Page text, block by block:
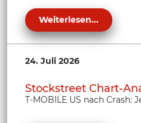
Weiterlesen...
24. Juli 2026
Stockstreet Chart-
T-MOBILE US nach Crash: